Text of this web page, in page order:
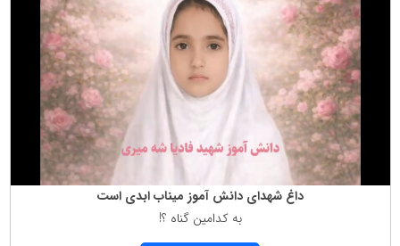
داغ شهدای دانش آموز میناب ابدی است
به كدامین گناه ؟!